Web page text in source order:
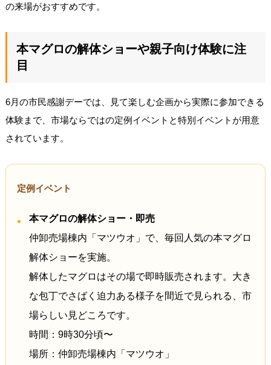
の来場がおすすめです。
本マグロの解体ショーや親子向け体験に注
目
6月の市民感謝デーでは、見て楽しむ企画から実際に参加できる
体験まで、市場ならではの定例イベントと特別イベントが用意
されています。
定例イベント
本マグロの解体ショー・即売
仲卸売場棟内「マツウオ」で、毎回人気の本マグロ
解体ショーを実施。
解体したマグロはその場で即時販売されます。大き
な包丁でさばく迫力ある様子を間近で見られる、市
場らしい見どころです。
時間：9時30分頃〜
場所：仲卸売場棟内「マツウオ」